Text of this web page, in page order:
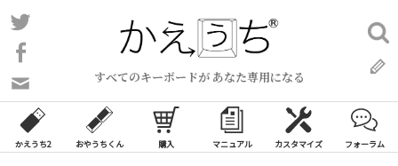
コ
ン
ン
ツ
ス
すべてのキーボードが あなた専用になる
い
合
わ
検
索:
かえうち2 おやうちくん 購入 マニュアル カスタマイズ フォーラム